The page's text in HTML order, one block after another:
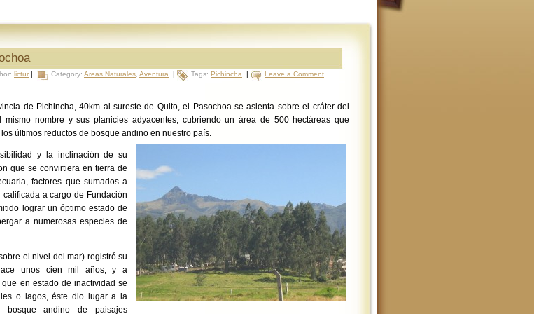
lictur | Category: Areas Naturales Aventura | Tags: Pichincha | Leave a Comment
de Pichincha, 40km al sureste de Quito, el Pasochoa se asienta sobre el cráter del
mismo nombre y sus planicies adyacentes, cubriendo un área de 500 hectáreas que
últimos reductos de bosque andino en nuestro país.
y la inclinación de su
que se convirtiera en tierra de
factores que sumados a
a cargo de Fundación
lograr un óptimo estado de
a numerosas especies de
el nivel del mar) registró su
unos cien mil años, y a
en estado de inactividad se
o lagos, éste dio lugar a la
bosque andino de paisajes